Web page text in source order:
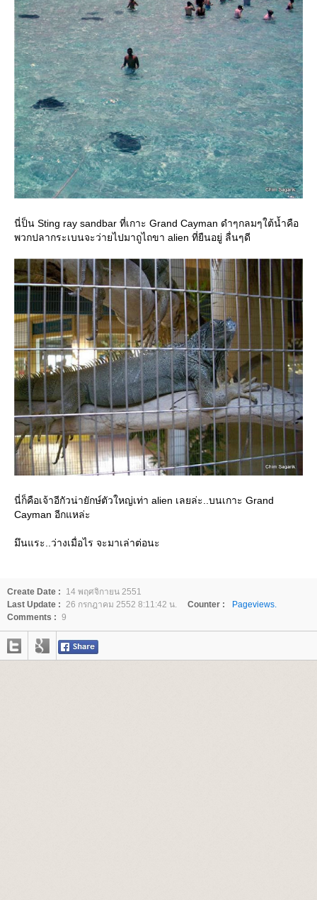
นี่ป็น Sting ray sandbar ที่เกาะ Grand Cayman ดำๆกลมๆใต้น้ำคือ
พวกปลากระเบนจะว่ายไปมาถูไถขา alien ที่ยืนอยู่ ลื่นๆดี
นี่ก็คือเจ้าอีกัวน่ายักษ์ตัวใหญ่เท่า alien เลยล่ะ..บนเกาะ Grand
Cayman อีกแหล่ะ
มึนแระ..ว่างเมื่อไร จะมาเล่าต่อนะ
Create Date :
14 พฤศจิกายน 2551
Last Update : 26 กรกฎาคม 2552 8:11:42 น. Counter :
Pageviews.
Comments : 9